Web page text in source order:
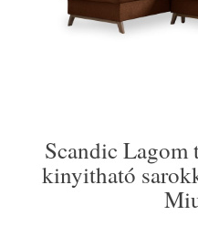
Scandic Lagom
kinyitható